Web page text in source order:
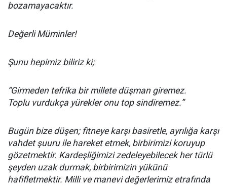
bozamayacaktır.
Değerli Müminler!
Şunu hepimiz biliriz ki;
“Girmeden tefrika bir millete düşman giremez.
Toplu vurdukça yürekler onu top sindiremez.”
Bugün bize düşen; fitneye karşı basiretle, ayrılığa karşı
vahdet şuuru ile hareket etmek, birbirimizi koruyup
gözetmektir. Kardeşliğimizi zedeleyebilecek her türlü
şeyden uzak durmak, birbirimizin yükünü
hafifletmektir. Milli ve manevi değerlerimiz etrafında